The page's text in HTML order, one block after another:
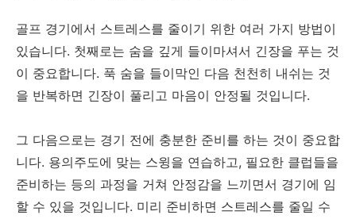
골프 경기에서 스트레스를 줄이기 위한 여러 가지 방법이
있습니다. 첫째로는 숨을 깊게 들이마셔서 긴장을 푸는 것
이 중요합니다. 푹 숨을 들이막인 다음 천천히 내쉬는 것
을 반복하면 긴장이 풀리고 마음이 안정될 것입니다.
그 다음으로는 경기 전에 충분한 준비를 하는 것이 중요합
니다. 용의주도에 맞는 스윙을 연습하고, 필요한 클럽들을
준비하는 등의 과정을 거쳐 안정감을 느끼면서 경기에 임
할 수 있을 것입니다. 미리 준비하면 스트레스를 줄일 수